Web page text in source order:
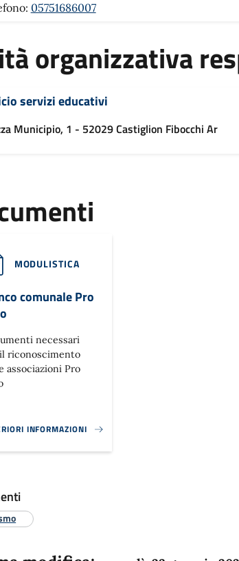
05751686007
organizzativa
servizi educativi
Municipio, 1 - 52029 Castiglion Fibocchi Ar
MODULISTICA
comunale Pro
necessari
riconoscimento
associazioni Pro
INFORMAZIONI
COMUNALE PRO LOCO}